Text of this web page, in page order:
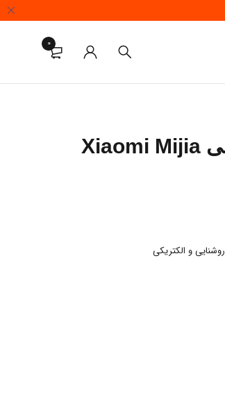
0
چراغ خواب شیائومی Xiaomi Mijia
روشنایی و الکتریکی